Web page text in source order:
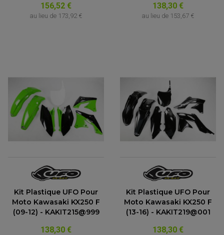
156,52 €
au lieu de 173,92 €
138,30 €
au lieu de 153,67 €
Kit Plastique UFO Pour
Moto Kawasaki KX250 F
(09-12) - KAKIT215@999
138,30 €
Kit Plastique UFO Pour
Moto Kawasaki KX250 F
(13-16) - KAKIT219@001
138,30 €